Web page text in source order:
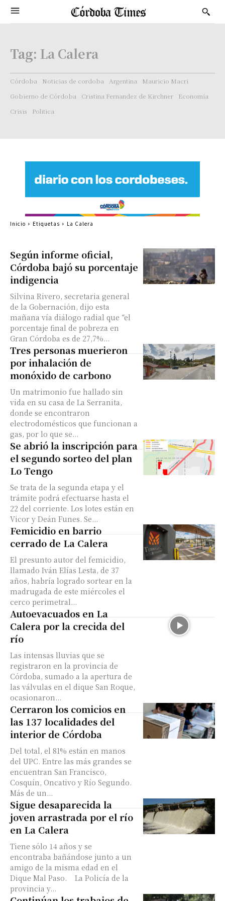
Tag: La Calera
Córdoba Noticias de cordoba Argentina
Mauricio Macri
Gobierno de Córdoba
Cristina Fernandez de Kirchner
Economía
Crisis
Politica
Según informe oficial,
Córdoba bajó su porcentaje
indigencia
Silvina Rivero, secretaria general
de la Gobernación, dijo esta
mañana vía diálogo radial que “el
porcentaje final de pobreza en
Gran Córdoba es de 27,7%...
Tres personas muerieron
por inhalación de
monóxido de carbono
Un matrimonio fue hallado sin
vida en su casa de La Serranita,
donde se encontraron
electrodomésticos que funcionan a
gas, por lo que se...
Se abrió la inscripción para
el segundo sorteo del plan
Lo Tengo
Se trata de la segunda etapa y el
trámite podrá efectuarse hasta el
22 del corriente. Los lotes están en
Vicor y Deán Funes. Se...
Femicidio en barrio
cerrado de La Calera
El presunto autor del femicidio,
llamado Iván Elías Lesta, de 37
años, habría logrado sortear en la
madrugada de este miércoles el
cerco perimetral...
Autoevacuados en La
Calera por la crecida del
río
Las intensas lluvias que se
registraron en la provincia de
Córdoba, sumado a la apertura de
las válvulas en el dique San Roque,
ocasionaron...
Cerraron los comicios en
las 137 localidades del
interior de Córdoba
Del total, el 81% están en manos
del UPC. Entre las más grandes se
encuentran San Francisco,
Cosquín, Oncativo y Río Segundo.
Más de un...
Sigue desaparecida la
joven arrastrada por el río
en La Calera
Tiene sólo 14 años y se
encontraba bañándose junto a un
amigo de la misma edad en el
Dique Mal Paso. La Policía de la
provincia y...
Inicio Etiquetas La Calera